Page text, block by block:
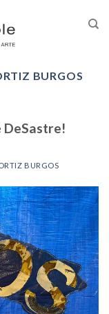
BURGOS
DeSastre!
BURGOS